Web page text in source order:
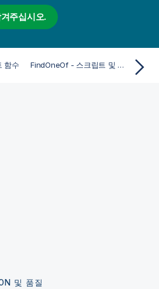
주십시오.
함수 FindOneOf - 스크립트 및 차트 함수
및 품질